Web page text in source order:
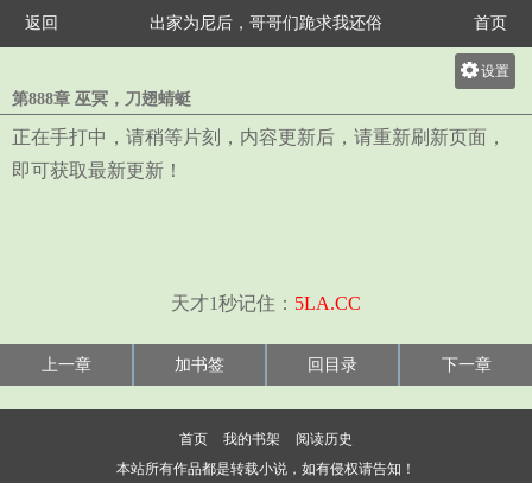
返回 出家为尼后，哥哥们跪求我还俗 首页
设置
大
第888章 巫冥，刀翅蜻蜓
正在手打中，请稍等片刻，内容更新后，请重新刷新页面，
即可获取最新更新！
天才1秒记住： 5LA.CC
上一章 加书签 回目录 下一章
首页 我的书架
阅读历史
本站所有作品都是转载小说，如有侵权请告知！